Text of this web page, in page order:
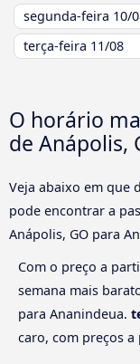
segunda-feira 10/
terça-feira 11/08
O horário
de Anápolis,
Veja abaixo em que
pode encontrar a
Anápolis, GO para
Com o preço a
semana mais
para Ananindeua.
caro, com preços a